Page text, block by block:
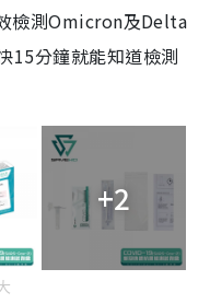
檢測Omicron及Delta
15分鐘就能知道檢測
+2